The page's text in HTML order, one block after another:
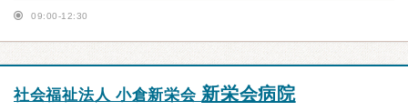
09:00-12:30
社会福祉法人 小倉新栄会新栄会病院